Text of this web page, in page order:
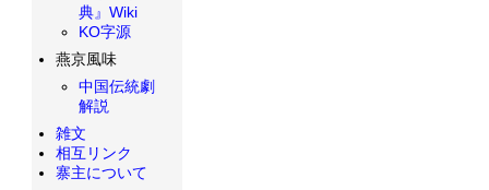
典』Wiki
KO字源
燕京風味
中国伝統劇
解説
雑文
相互リンク
寨主について